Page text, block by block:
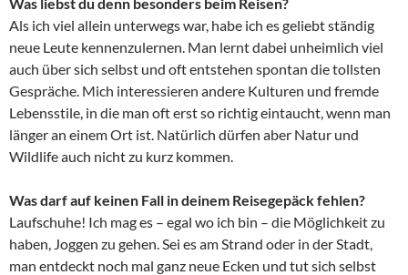
Als ich viel allein unterwegs war, habe ich es geliebt ständig
neue Leute kennenzulernen. Man lernt dabei unheimlich viel
auch über sich selbst und oft entstehen spontan die tollsten
Gespräche. Mich interessieren andere Kulturen und fremde
Lebensstile, in die man oft erst so richtig eintaucht, wenn man
länger an einem Ort ist. Natürlich dürfen aber Natur und
Wildlife auch nicht zu kurz kommen.
Was darf auf keinen Fall in deinem Reisegepäck fehlen?
Laufschuhe! Ich mag es – egal wo ich bin – die Möglichkeit zu
haben, Joggen zu gehen. Sei es am Strand oder in der Stadt,
man entdeckt noch mal ganz neue Ecken und tut sich selbst